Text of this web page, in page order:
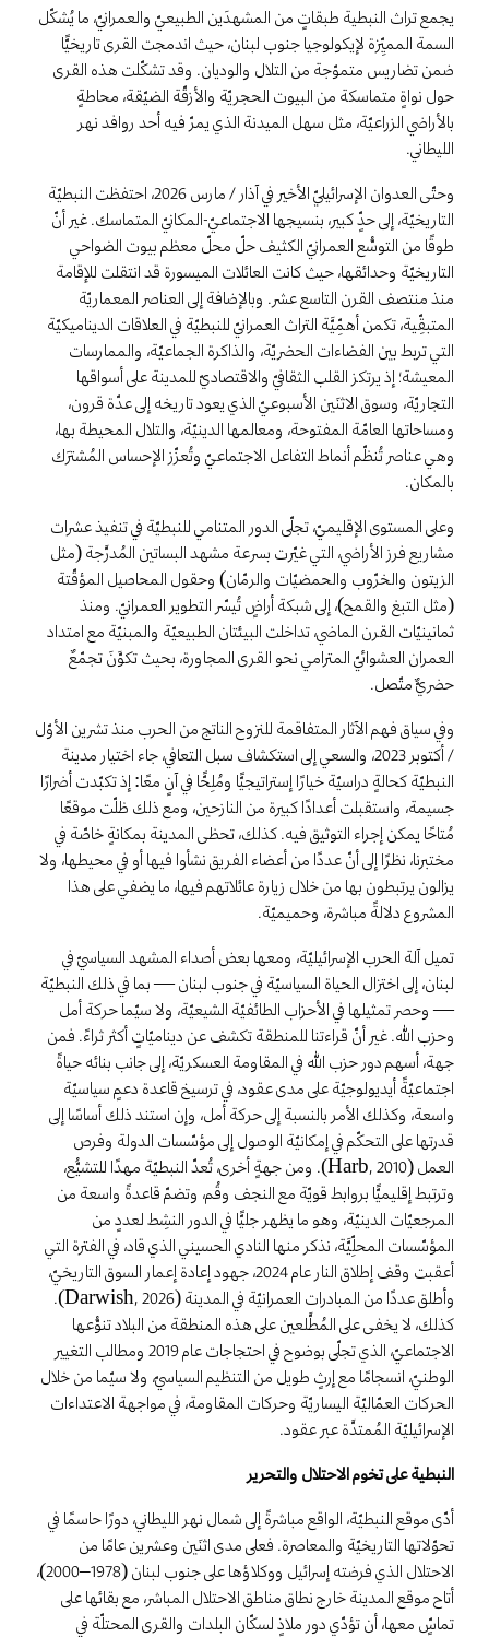
يجمع تراث النبطية طبقاتٍ من المشهدَين الطبيعيّ والعمرانيّ، ما يُشكّل
السمة المميِّزة لإيكولوجيا جنوب لبنان، حيث اندمجت القرى تاريخيًّا
ضمن تضاريس متموّجة من التلال والوديان. وقد تشكّلت هذه القرى
حول نواةٍ متماسكة من البيوت الحجريّة والأزقّة الضيّقة، محاطةٍ
بالأراضي الزراعيّة، مثل سهل الميدنة الذي يمرّ فيه أحد روافد نهر
الليطاني.
وحتّى العدوان الإسرائيليّ الأخير في آذار / مارس 2026، احتفظت النبطيّة
التاريخيّة، إلى حدٍّ كبير، بنسيجها الاجتماعيّ-المكانيّ المتماسك. غير أنّ
طوقًا من التوسُّع العمرانيّ الكثيف حلّ محلّ معظم بيوت الضواحي
التاريخيّة وحدائقها، حيث كانت العائلات الميسورة قد انتقلت للإقامة
منذ منتصف القرن التاسع عشر. وبالإضافة إلى العناصر المعماريّة
المتبقِّية، تكمن أهمِّيَّة التراث العمرانيّ للنبطيّة في العلاقات الديناميكيّة
التي تربط بين الفضاءات الحضريّة، والذاكرة الجماعيّة، والممارسات
المعيشة؛ إذ يرتكز القلب الثقافيّ والاقتصاديّ للمدينة على أسواقها
التجاريّة، وسوق الاثنَين الأسبوعيّ الذي يعود تاريخه إلى عدّة قرون،
ومساحاتها العامّة المفتوحة، ومعالمها الدينيّة، والتلال المحيطة بها،
وهي عناصر تُنظّم أنماط التفاعل الاجتماعيّ وتُعزّز الإحساس المُشترَك
بالمكان.
وعلى المستوى الإقليميّ، تجلّى الدور المتنامي للنبطيّة في تنفيذ عشرات
مشاريع فرز الأراضي، التي غيّرت بسرعة مشهد البساتين المُدرَّجة (مثل
الزيتون والخرّوب والحمضيّات والرمّان) وحقول المحاصيل المؤقّتة
(مثل التبغ والقمح)، إلى شبكة أراضٍ تُيسّر التطوير العمرانيّ. ومنذ
ثمانينيّات القرن الماضي، تداخلت البيئتان الطبيعيّة والمبنيّة مع امتداد
العمران العشوائيّ المترامي نحو القرى المجاورة، بحيث تكوَّنَ تجمّعٌ
حضريٌّ متّصل.
وفي سياق فهم الآثار المتفاقمة للنزوح الناتج من الحرب منذ تشرين الأوّل
/ أكتوبر 2023، والسعي إلى استكشاف سبل التعافي، جاء اختيار مدينة
النبطيّة كحالةٍ دراسيّة خيارًا إستراتيجيًّا ومُلِحًّا في آنٍ معًا: إذ تكبّدت أضرارًا
جسيمة، واستقبلت أعدادًا كبيرة من النازحين، ومع ذلك ظلّت موقعًا
مُتاحًا يمكن إجراء التوثيق فيه. كذلك، تحظى المدينة بمكانةٍ خاصّة في
مختبرنا، نظرًا إلى أنّ عددًا من أعضاء الفريق نشأوا فيها أو في محيطها، ولا
يزالون يرتبطون بها من خلال زيارة عائلاتهم فيها، ما يضفي على هذا
المشروع دلالةً مباشرة، وحميميّة.
تميل آلة الحرب الإسرائيليّة، ومعها بعض أصداء المشهد السياسيّ في
لبنان، إلى اختزال الحياة السياسيّة في جنوب لبنان — بما في ذلك النبطيّة
— وحصر تمثيلها في الأحزاب الطائفيّة الشيعيّة، ولا سيّما حركة أمل
وحزب الله. غير أنّ قراءتنا للمنطقة تكشف عن ديناميّاتٍ أكثر ثراءً. فمن
جهة، أسهم دور حزب الله في المقاومة العسكريّة، إلى جانب بنائه حياةً
اجتماعيّةً أيديولوجيّة على مدى عقود، في ترسيخ قاعدة دعمٍ سياسيّة
واسعة، وكذلك الأمر بالنسبة إلى حركة أمل، وإن استند ذلك أساسًا إلى
قدرتها على التحكّم في إمكانيّة الوصول إلى مؤسّسات الدولة وفرص
العمل (Harb, 2010). ومن جهةٍ أخرى، تُعدّ النبطيّة مهدًا للتشيُّع،
وترتبط إقليميًّا بروابط قويّة مع النجف وقُم، وتضمّ قاعدةً واسعة من
المرجعيّات الدينيّة، وهو ما يظهر جليًّا في الدور النشِط لعددٍ من
المؤسّسات المحلِّيَّة، نذكر منها النادي الحسيني الذي قاد، في الفترة التي
أعقبت وقف إطلاق النار عام 2024، جهود إعادة إعمار السوق التاريخيّ،
وأطلق عددًا من المبادرات العمرانيّة في المدينة (Darwish, 2026).
كذلك، لا يخفى على المُطَّلعين على هذه المنطقة من البلاد تنوُّعها
الاجتماعيّ، الذي تجلّى بوضوح في احتجاجات عام 2019 ومطالب التغيير
الوطنيّ، انسجامًا مع إرثٍ طويل من التنظيم السياسيّ، ولا سيّما من خلال
الحركات العمّاليّة اليساريّة وحركات المقاومة، في مواجهة الاعتداءات
الإسرائيليّة المُمتدَّة عبر عقود.
النبطية على تخوم الاحتلال والتحرير
أدّى موقع النبطيّة، الواقع مباشرةً إلى شمال نهر الليطاني، دورًا حاسمًا في
تحوّلاتها التاريخيّة والمعاصرة. فعلى مدى اثنَين وعشرين عامًا من
الاحتلال الذي فرضته إسرائيل ووكلاؤها على جنوب لبنان (1978–2000)،
أتاح موقع المدينة خارج نطاق مناطق الاحتلال المباشر، مع بقائها على
تماسٍّ معها، أن تؤدّي دور ملاذٍ لسكّان البلدات والقرى المحتلّة في